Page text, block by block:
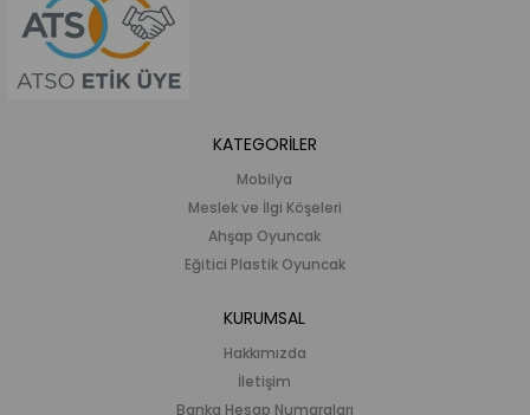
KATEGORİLER
Mobilya
Meslek ve İlgi Köşeleri
Ahşap Oyuncak
Eğitici Plastik Oyuncak
KURUMSAL
Hakkımızda
İletişim
Banka Hesap Numaraları